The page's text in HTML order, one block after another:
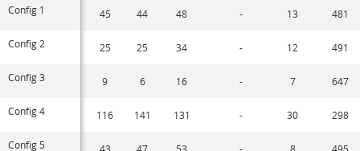
Config 1 45 44 48 - 13 481
Config 2 25 25 34 - 12 491
Config 3 9 6 16 - 7 647
Config 4 116 141 131 - 30 298
Config 5